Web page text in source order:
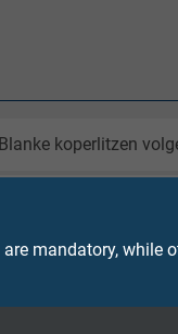
mandatory,
Blanke koperlitzen
woven tape (vlies)
volgens DIN